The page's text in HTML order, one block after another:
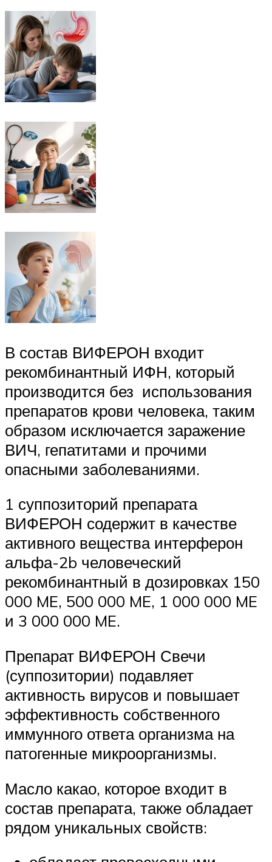
В состав ВИФЕРОН входит
рекомбинантный ИФН, который
производится без использования
препаратов крови человека, таким
образом исключается заражение
ВИЧ, гепатитами и прочими
опасными заболеваниями.
1 суппозиторий препарата
ВИФЕРОН содержит в качестве
активного вещества интерферон
альфа-2b человеческий
рекомбинантный в дозировках 150
000 ME, 500 000 ME, 1 000 000 ME
и 3 000 000 ME.
Препарат ВИФЕРОН Свечи
(суппозитории) подавляет
активность вирусов и повышает
эффективность собственного
иммунного ответа организма на
патогенные микроорганизмы.
Масло какао, которое входит в
состав препарата, также обладает
рядом уникальных свойств: